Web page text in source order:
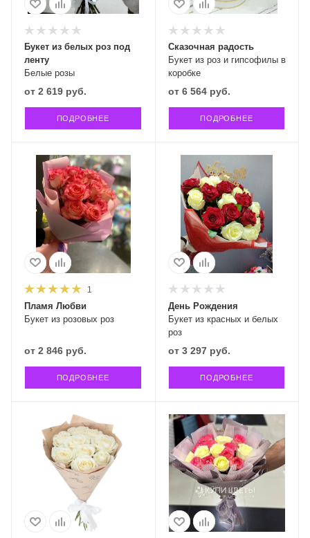
Белые розы
Букет из белых роз под
ленту
от 2 619 руб.
ПОДРОБНЕЕ
Букет из роз и гипсофилы в
коробке
Сказочная радость
от 6 564 руб.
ПОДРОБНЕЕ
1
Букет из розовых роз
Пламя Любви
от 2 846 руб.
ПОДРОБНЕЕ
Букет из красных и белых
роз
День Рождения
от 3 297 руб.
ПОДРОБНЕЕ